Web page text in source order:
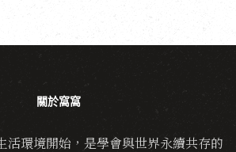
關於窩窩
活環境開始，是學會與世界永續共存的